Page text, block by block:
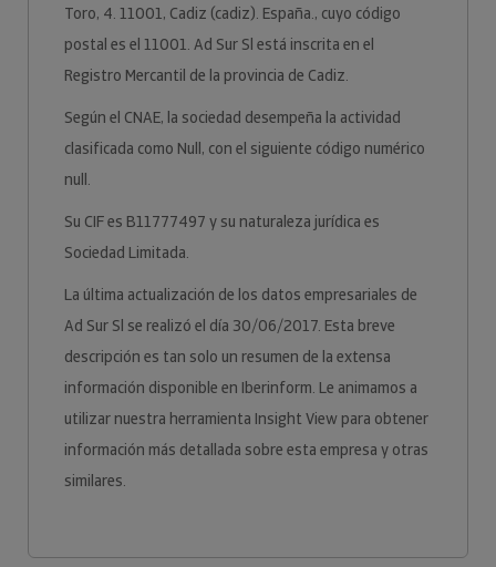
Toro, 4. 11001, Cadiz (cadiz). España., cuyo código
postal es el 11001. Ad Sur Sl está inscrita en el
Registro Mercantil de la provincia de Cadiz.
Según el CNAE, la sociedad desempeña la actividad
clasificada como Null, con el siguiente código numérico
null.
Su CIF es B11777497 y su naturaleza jurídica es
Sociedad Limitada.
La última actualización de los datos empresariales de
Ad Sur Sl se realizó el día 30/06/2017. Esta breve
descripción es tan solo un resumen de la extensa
información disponible en Iberinform. Le animamos a
utilizar nuestra herramienta Insight View para obtener
información más detallada sobre esta empresa y otras
similares.